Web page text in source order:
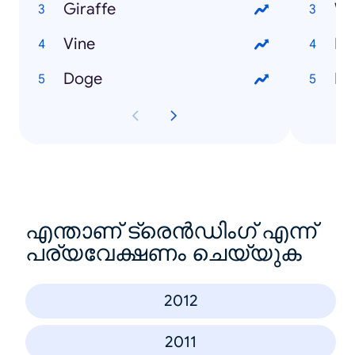
Giraffe
Vine
Doge
എന്താണ് ട്രെൻഡിംഗ് എന്ന്
പര്യവേക്ഷണം ചെയ്യുക
2012
2011